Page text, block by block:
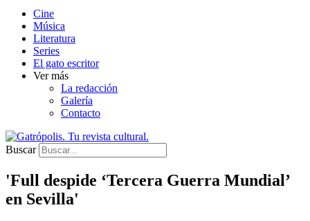
Cine
Música
Literatura
Series
El gato escritor
Ver más
La redacción
Galería
Contacto
Buscar
'Full despide ‘Tercera Guerra Mundial’
en Sevilla'